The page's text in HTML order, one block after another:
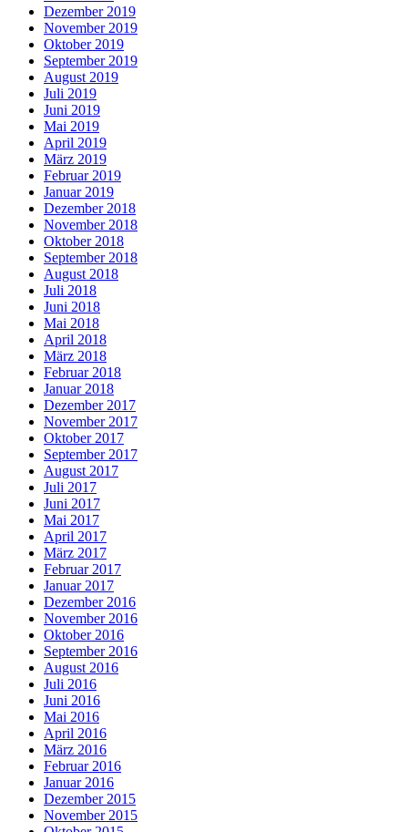
Dezember 2019
November 2019
Oktober 2019
September 2019
August 2019
Juli 2019
Juni 2019
Mai 2019
April 2019
März 2019
Februar 2019
Januar 2019
Dezember 2018
November 2018
Oktober 2018
September 2018
August 2018
Juli 2018
Juni 2018
Mai 2018
April 2018
März 2018
Februar 2018
Januar 2018
Dezember 2017
November 2017
Oktober 2017
September 2017
August 2017
Juli 2017
Juni 2017
Mai 2017
April 2017
März 2017
Februar 2017
Januar 2017
Dezember 2016
November 2016
Oktober 2016
September 2016
August 2016
Juli 2016
Juni 2016
Mai 2016
April 2016
März 2016
Februar 2016
Januar 2016
Dezember 2015
November 2015